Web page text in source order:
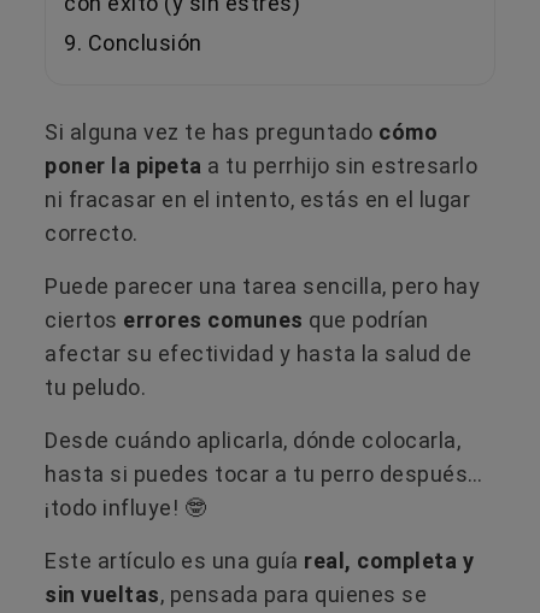
9. Conclusión
Si alguna vez te has preguntado cómo
poner la pipeta a tu perrhijo sin estresarlo
ni fracasar en el intento, estás en el lugar
correcto.
Puede parecer una tarea sencilla, pero hay
ciertos errores comunes que podrían
afectar su efectividad y hasta la salud de
tu peludo.
Desde cuándo aplicarla, dónde colocarla,
hasta si puedes tocar a tu perro después…
¡todo influye! 🤓
Este artículo es una guía real, completa y
sin vueltas, pensada para quienes se